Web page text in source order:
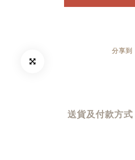
分享到
送貨及付款方式